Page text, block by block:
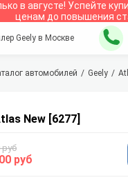
в августе! Успейте
ценам до повышения
Geely в Москве
автомобилей Geely
New [6277]
руб
руб